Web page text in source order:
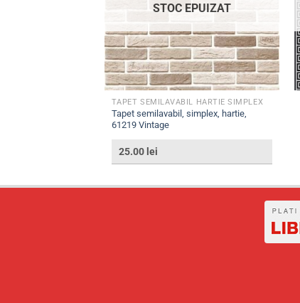
STOC EPUIZAT
TAPET SEMILAVABIL HARTIE SIMPLEX
Tapet semilavabil, simplex, hartie,
61219 Vintage
25.00 lei